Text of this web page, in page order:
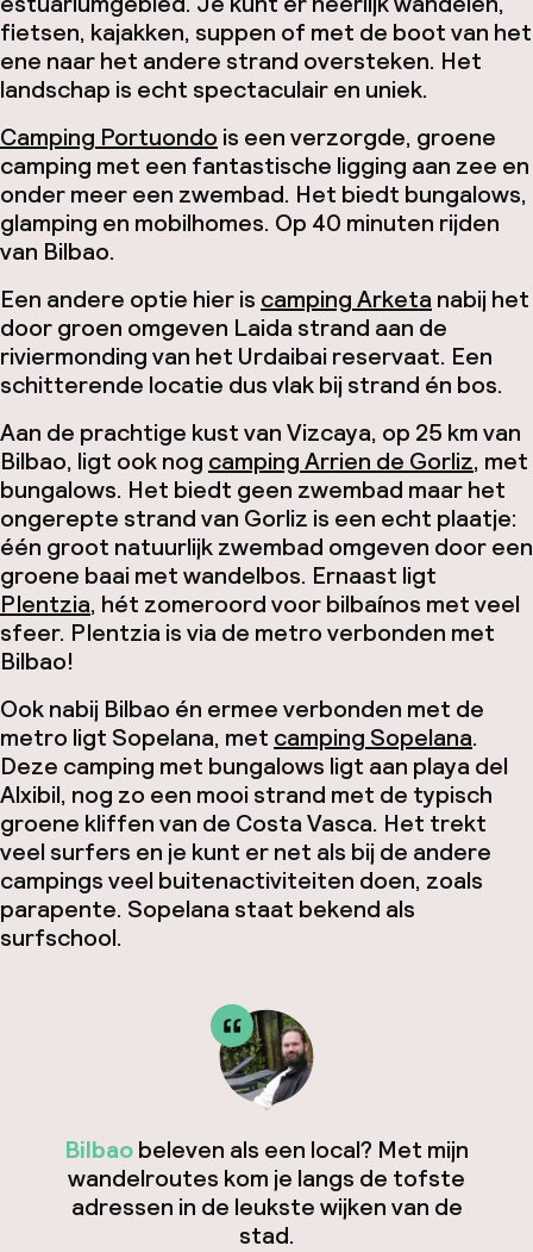
fietsen, kajakken, suppen of met de boot van het
ene naar het andere strand oversteken. Het
landschap is echt spectaculair en uniek.
Camping Portuondo is een verzorgde, groene
camping met een fantastische ligging aan zee en
onder meer een zwembad. Het biedt bungalows,
glamping en mobilhomes. Op 40 minuten rijden
van Bilbao.
Een andere optie hier is camping Arketanabij het
door groen omgeven Laida strand aan de
riviermonding van het Urdaibai reservaat. Een
schitterende locatie dus vlak bij strand én bos.
Aan de prachtige kust van Vizcaya, op 25 km van
Bilbao, ligt ook nog camping Arrien de Gorliz, met
bungalows. Het biedt geen zwembad maar het
ongerepte strand van Gorliz is een echt plaatje:
één groot natuurlijk zwembad omgeven door een
groene baai met wandelbos. Ernaast ligt
Plentzia, hét zomeroord voor bilbaínos met veel
sfeer. Plentzia is via de metro verbonden met
Bilbao!
Ook nabij Bilbao én ermee verbonden met de
metro ligt Sopelana, met camping Sopelana.
Deze camping met bungalows ligt aan playa del
Alxibil, nog zo een mooi strand met de typisch
groene kliffen van de Costa Vasca. Het trekt
veel surfers en je kunt er net als bij de andere
campings veel buitenactiviteiten doen, zoals
parapente. Sopelana staat bekend als
surfschool.
Bilbaobeleven als een local? Met mijn
wandelroutes kom je langs de tofste
adressen in de leukste wijken van de
stad.